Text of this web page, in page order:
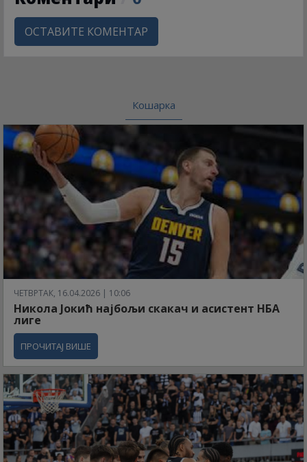
ОСТАВИТЕ КОМЕНТАР
Кошарка
ЧЕТВРТАК, 16.04.2026 | 10:06
Никола Јокић најбољи скакач и асистент НБА
лиге
ПРОЧИТАЈ ВИШЕ